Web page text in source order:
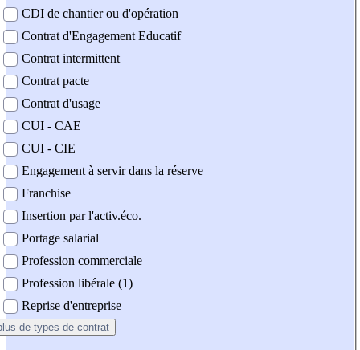
CDI de chantier ou d'opération
Contrat d'Engagement Educatif
Contrat intermittent
Contrat pacte
Contrat d'usage
CUI - CAE
CUI - CIE
Engagement à servir dans la réserve
Franchise
Insertion par l'activ.éco.
Portage salarial
Profession commerciale
Profession libérale (1)
Reprise d'entreprise
de types de contrat